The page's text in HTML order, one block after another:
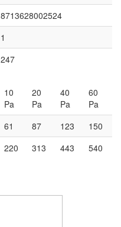
8713628002524
1
247
10
Pa
20
Pa
40
Pa
60
Pa
61 87 123
150
220 313 443 540